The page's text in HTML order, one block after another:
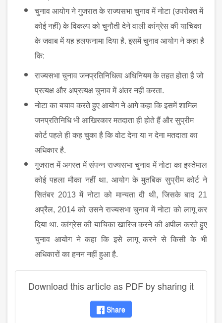
चुनाव आयोग ने गुजरात के राज्यसभा चुनाव में नोटा (उपरोक्त में
कोई नहीं) के विकल्प को चुनौती देने वाली कांग्रेस की याचिका
के जवाब में यह हलफनामा दिया है. इसमें चुनाव आयोग ने कहा है
कि:
राज्यसभा चुनाव जनप्रतिनिधित्व अधिनियम के तहत होता है जो
प्रत्यक्ष और अप्रत्यक्ष चुनाव में अंतर नहीं करता.
नोटा का बचाव करते हुए आयोग ने आगे कहा कि इसमें शामिल
जनप्रतिनिधि भी आखिरकार मतदाता ही होते हैं और सुप्रीम
कोर्ट पहले ही कह चुका है कि वोट देना या न देना मतदाता का
अधिकार है.
गुजरात में अगस्त में संपन्न राज्यसभा चुनाव में नोटा का इस्तेमाल
कोई पहला मौका नहीं था. आयोग के मुतबिक सुप्रीम कोर्ट ने
सितंबर 2013में नोटा को मान्यता दी थी, जिसके बाद 21
अप्रैल, 2014को उसने राज्यसभा चुनाव में नोटा को लागू कर
दिया था. कांग्रेस की याचिका खारिज करने की अपील करते हुए
चुनाव आयोग ने कहा कि इसे लागू करने से किसी के भी
अधिकारों का हनन नहीं हुआ है.
Download this article as PDF by sharing it
Share